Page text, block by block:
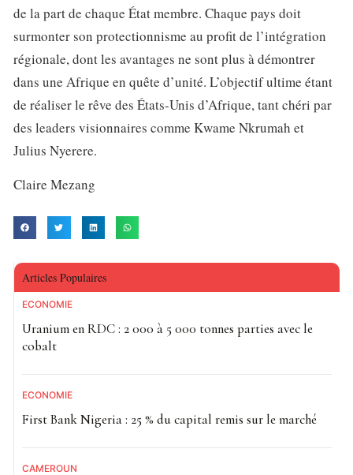
de la part de chaque État membre. Chaque pays doit
surmonter son protectionnisme au profit de l’intégration
régionale, dont les avantages ne sont plus à démontrer
dans une Afrique en quête d’unité. L’objectif ultime étant
de réaliser le rêve des États-Unis d’Afrique, tant chéri par
des leaders visionnaires comme Kwame Nkrumah et
Julius Nyerere.
Claire Mezang
Articles Populaires
ECONOMIE
Uranium en RDC : 2 000 à 5 000 tonnes parties avec le
cobalt
ECONOMIE
First Bank Nigeria : 25 % du capital remis sur le marché
CAMEROUN